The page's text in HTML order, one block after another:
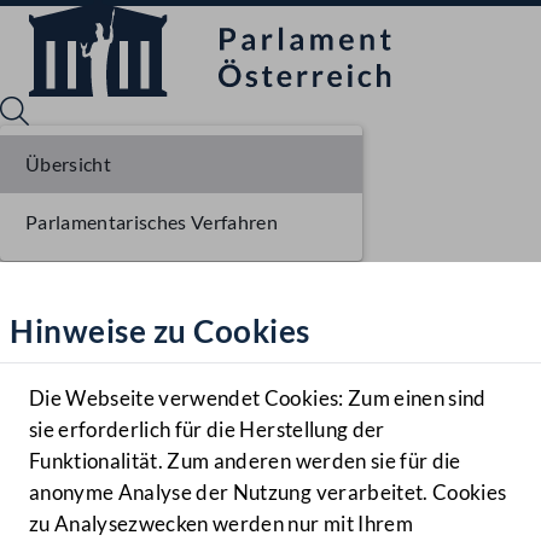
Hilfe
Benutzer
Navigationsmenü öffnen
MENÜ
Hinweise zu Cookies
Die Webseite verwendet Cookies: Zum einen sind
sie erforderlich für die Herstellung der
Funktionalität. Zum anderen werden sie für die
anonyme Analyse der Nutzung verarbeitet. Cookies
zu Analysezwecken werden nur mit Ihrem
Übersicht
Parlamentarisches Verfahren